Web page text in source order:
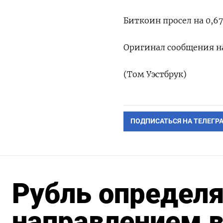
Биткоин просел на
Оригинал сообщения
(Том Уэстбрук)
ПОДПИСАТЬСЯ НА
Рубль